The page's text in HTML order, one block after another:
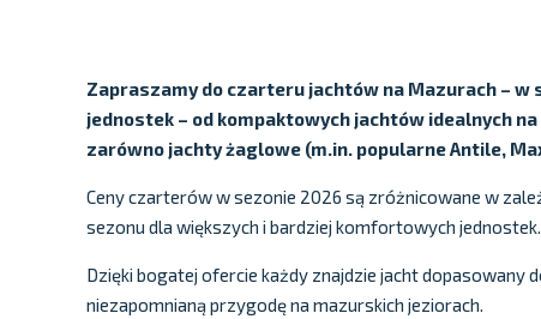
Zapraszamy do czarteru jachtów na Mazurach –
jednostek – od kompaktowych jachtów idealnych
zarówno jachty żaglowe (m.in. popularne Antile,
Ceny czarterów w sezonie 2026 są zróżnicowane w
sezonu dla większych i bardziej komfortowych jednostek.
Dzięki bogatej ofercie każdy znajdzie jacht
niezapomnianą przygodę na mazurskich jeziorach.